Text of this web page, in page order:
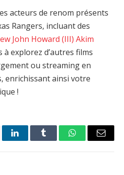
acteurs de renom présents
Rangers, incluant des
John Howard (III) Akim
à explorez d’autres films
ou streaming en
enrichissant ainsi votre
!
LinkedInTumblr WhatsAppEmail